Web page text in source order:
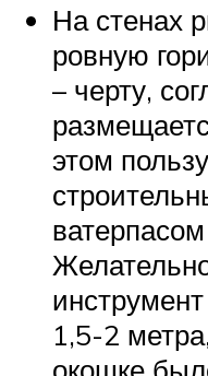
На стенах
ровную
– черту,
этом
1,5-2